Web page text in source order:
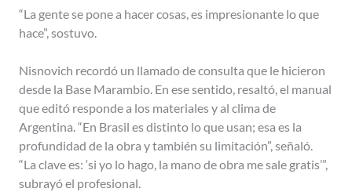
“La gente se pone a hacer cosas, es impresionante lo que
hace”, sostuvo.
Nisnovich recordó un llamado de consulta que le hicieron
desde la Base Marambio. En ese sentido, resaltó, el manual
que editó responde a los materiales y al clima de
Argentina. “En Brasil es distinto lo que usan; esa es la
profundidad de la obra y también su limitación”, señaló.
“La clave es: ‘si yo lo hago, la mano de obra me sale gratis’”,
subrayó el profesional.